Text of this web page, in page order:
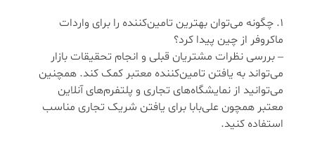
چگونه می‌توان بهترین تامین‌کننده را برای واردات
ماکروفر از چین پیدا کرد؟
– بررسی نظرات مشتریان قبلی و انجام تحقیقات بازار
می‌تواند به یافتن تامین‌کننده معتبر کمک کند. همچنین
می‌توانید از نمایشگاه‌های تجاری و پلتفرم‌های آنلاین
معتبر همچون علی‌بابا برای یافتن شریک تجاری مناسب
استفاده کنید.